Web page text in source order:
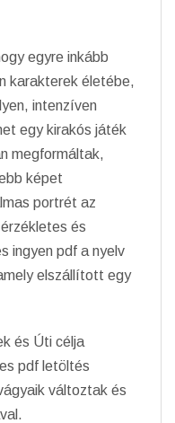
egyre inkább
karakterek életébe,
intenzíven
egy kirakós játék
megformáltak,
képet
portrét az
és
ingyen pdf a nyelv
elszállított egy
és Úti célja
pdf letöltés
változtak és